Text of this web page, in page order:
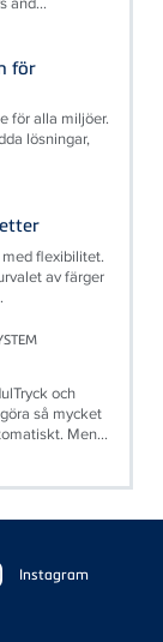
för
för alla miljöer.
lösningar,
flexibilitet.
av färger
och
så mycket
Men...
Instagram